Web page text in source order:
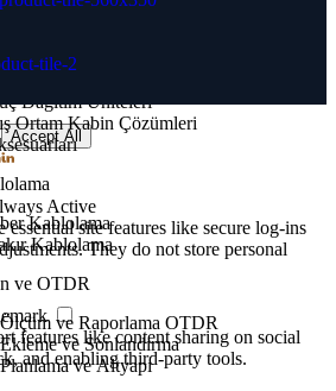
Tip Rack Kabinetler
Tip Rack Kabinetler
Dağıtım Üniteleri
Ortam Kabin Çözümleri
Kablolama
Kablolama
ve OTDR
ve Raporlama OTDR
ve Sonlandırma
ve Altyapı
Accept All
Active
essential site features like secure log-ins
They do not store personal
features like content sharing on social
and enabling third-party tools.